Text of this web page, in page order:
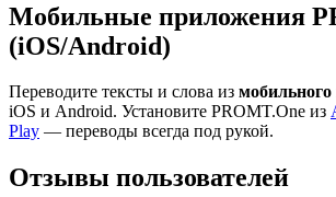
Мобильные приложения
(iOS/Android)
Переводите тексты и слова из
iOS и Android. Установите PROMT.One из
Play — переводы всегда под рукой.
Отзывы пользователей